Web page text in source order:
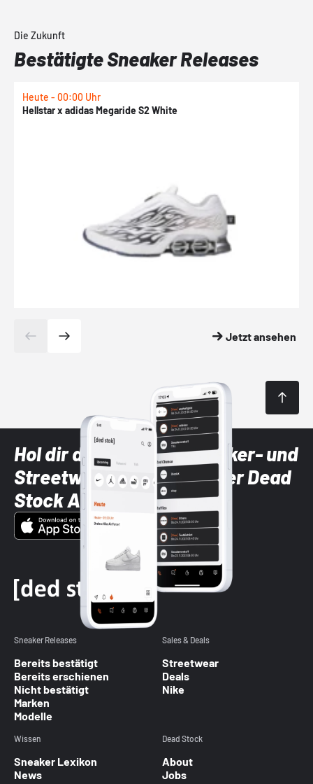
Die Zukunft
Bestätigte Sneaker Releases
Heute - 00:00 Uhr
Hellstar x adidas Megaride S2 White
Jetzt ansehen
Hol dir die neuesten Sneaker- und
Streetwear-Brands mit der Dead
Stock App
Sneaker Releases
Bereits bestätigt
Bereits erschienen
Nicht bestätigt
Marken
Modelle
Sales & Deals
Streetwear
Deals
Nike
Wissen
Sneaker Lexikon
News
Dead Stock
About
Jobs